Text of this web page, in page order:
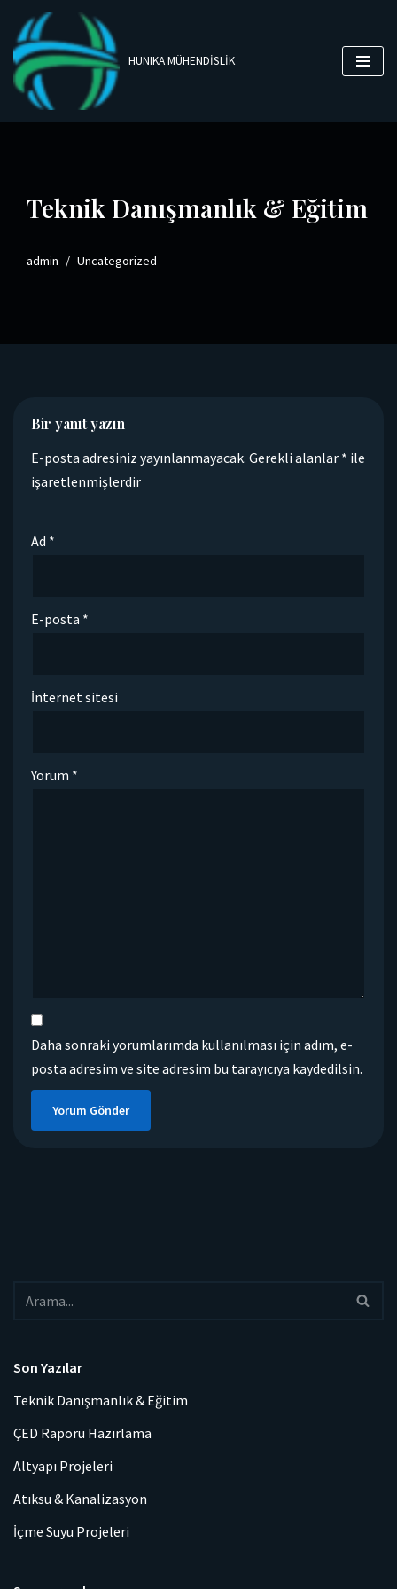
İçeriğe
geç
HUNIKA MÜHENDİSLİK
Teknik Danışmanlık & Eğitim
admin Uncategorized
Bir yanıt yazın
E-posta adresiniz yayınlanmayacak. Gerekli alanlar * ile
işaretlenmişlerdir
Ad *
E-posta *
İnternet sitesi
Yorum *
Daha sonraki yorumlarımda kullanılması için adım, e-
posta adresim ve site adresim bu tarayıcıya kaydedilsin.
Son Yazılar
Teknik Danışmanlık & Eğitim
ÇED Raporu Hazırlama
Altyapı Projeleri
Atıksu & Kanalizasyon
İçme Suyu Projeleri